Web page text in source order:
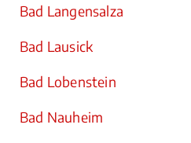
Bad Langensalza
Bad Lausick
Bad Lobenstein
Bad Nauheim